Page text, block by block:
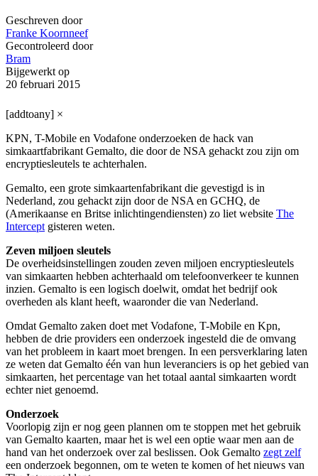
Geschreven door
Franke Koornneef
Gecontroleerd door
Bram
Bijgewerkt op
20 februari 2015
[addtoany] ×
KPN, T-Mobile en Vodafone onderzoeken de hack van
simkaartfabrikant Gemalto, die door de NSA gehackt zou zijn om
encryptiesleutels te achterhalen.
Gemalto, een grote simkaartenfabrikant die gevestigd is in
Nederland, zou gehackt zijn door de NSA en GCHQ, de
(Amerikaanse en Britse inlichtingendiensten) zo liet website The
Interceptgisteren weten.
Zeven miljoen sleutels
De overheidsinstellingen zouden zeven miljoen encryptiesleutels
van simkaarten hebben achterhaald om telefoonverkeer te kunnen
inzien. Gemalto is een logisch doelwit, omdat het bedrijf ook
overheden als klant heeft, waaronder die van Nederland.
Omdat Gemalto zaken doet met Vodafone, T-Mobile en Kpn,
hebben de drie providers een onderzoek ingesteld die de omvang
van het probleem in kaart moet brengen. In een persverklaring laten
ze weten dat Gemalto één van hun leveranciers is op het gebied van
simkaarten, het percentage van het totaal aantal simkaarten wordt
echter niet genoemd.
Onderzoek
Voorlopig zijn er nog geen plannen om te stoppen met het gebruik
van Gemalto kaarten, maar het is wel een optie waar men aan de
hand van het onderzoek over zal beslissen. Ook Gemalto zegt zelf
een onderzoek begonnen, om te weten te komen of het nieuws van